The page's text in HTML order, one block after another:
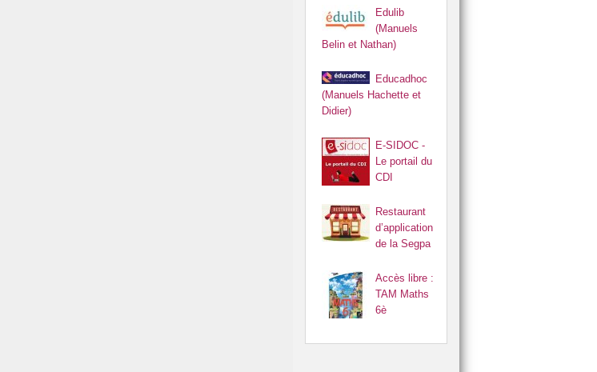
Edulib
(Manuels
Belin et Nathan)
Educadhoc
(Manuels Hachette et
Didier)
E-SIDOC -
Le portail du
CDI
Restaurant
d’application
de la Segpa
Accès libre :
TAM Maths
6è